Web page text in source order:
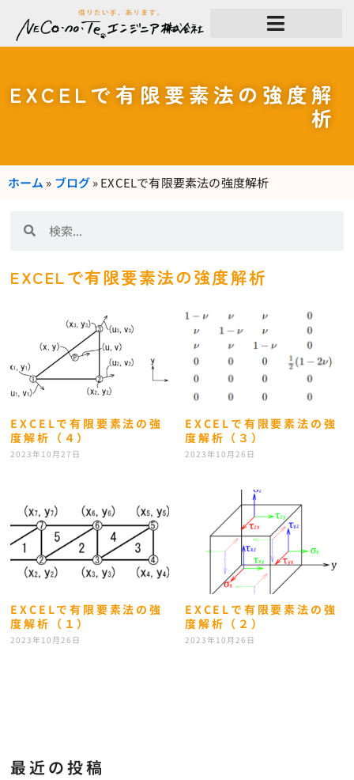
ス
EXCELで有限要素法の強度解
析
ホーム » ブログ »EXCELで有限要素法の強度解析
索
EXCELで有限要素法の強度解析
EXCELで有限要素法の強
度解析（４）
2023年10月27日
EXCELで有限要素法の強
度解析（３）
2023年10月26日
EXCELで有限要素法の強
度解析（１）
2023年10月26日
EXCELで有限要素法の強
度解析（２）
2023年10月26日
最近の投稿